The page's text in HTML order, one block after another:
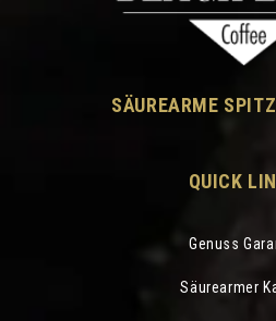
SÄUREARME
QUICK
Genuss
Säurearmer